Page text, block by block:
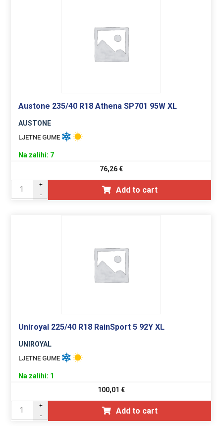
Austone 235/40 R18 Athena SP701 95W XL
AUSTONE
LJETNE GUME
Na zalihi: 7
76,26€
+
-
Add to cart
Uniroyal 225/40 R18 RainSport 5 92Y XL
UNIROYAL
LJETNE GUME
Na zalihi: 1
100,01 €
+
-
Add to cart